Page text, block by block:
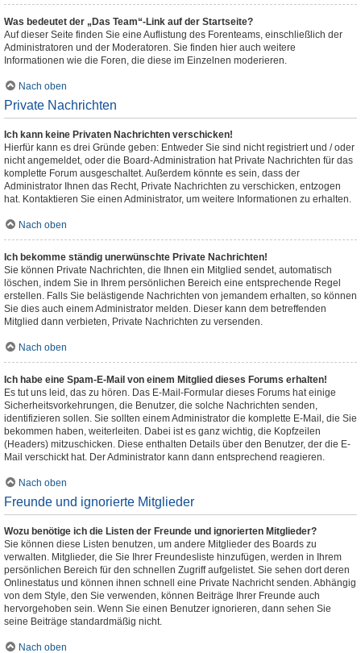
Was bedeutet der „Das Team“-Link auf der Startseite?
Auf dieser Seite finden Sie eine Auflistung des Forenteams, einschließlich der
Administratoren und der Moderatoren. Sie finden hier auch weitere
Informationen wie die Foren, die diese im Einzelnen moderieren.
Nach oben
Private Nachrichten
Ich kann keine Privaten Nachrichten verschicken!
Hierfür kann es drei Gründe geben: Entweder Sie sind nicht registriert und / oder
nicht angemeldet, oder die Board-Administration hat Private Nachrichten für das
komplette Forum ausgeschaltet. Außerdem könnte es sein, dass der
Administrator Ihnen das Recht, Private Nachrichten zu verschicken, entzogen
hat. Kontaktieren Sie einen Administrator, um weitere Informationen zu erhalten.
Nach oben
Ich bekomme ständig unerwünschte Private Nachrichten!
Sie können Private Nachrichten, die Ihnen ein Mitglied sendet, automatisch
löschen, indem Sie in Ihrem persönlichen Bereich eine entsprechende Regel
erstellen. Falls Sie belästigende Nachrichten von jemandem erhalten, so können
Sie dies auch einem Administrator melden. Dieser kann dem betreffenden
Mitglied dann verbieten, Private Nachrichten zu versenden.
Nach oben
Ich habe eine Spam-E-Mail von einem Mitglied dieses Forums erhalten!
Es tut uns leid, das zu hören. Das E-Mail-Formular dieses Forums hat einige
Sicherheitsvorkehrungen, die Benutzer, die solche Nachrichten senden,
identifizieren sollen. Sie sollten einem Administrator die komplette E-Mail, die Sie
bekommen haben, weiterleiten. Dabei ist es ganz wichtig, die Kopfzeilen
(Headers) mitzuschicken. Diese enthalten Details über den Benutzer, der die E-
Mail verschickt hat. Der Administrator kann dann entsprechend reagieren.
Nach oben
Freunde und ignorierte Mitglieder
Wozu benötige ich die Listen der Freunde und ignorierten Mitglieder?
Sie können diese Listen benutzen, um andere Mitglieder des Boards zu
verwalten. Mitglieder, die Sie Ihrer Freundesliste hinzufügen, werden in Ihrem
persönlichen Bereich für den schnellen Zugriff aufgelistet. Sie sehen dort deren
Onlinestatus und können ihnen schnell eine Private Nachricht senden. Abhängig
von dem Style, den Sie verwenden, können Beiträge Ihrer Freunde auch
hervorgehoben sein. Wenn Sie einen Benutzer ignorieren, dann sehen Sie
seine Beiträge standardmäßig nicht.
Nach oben